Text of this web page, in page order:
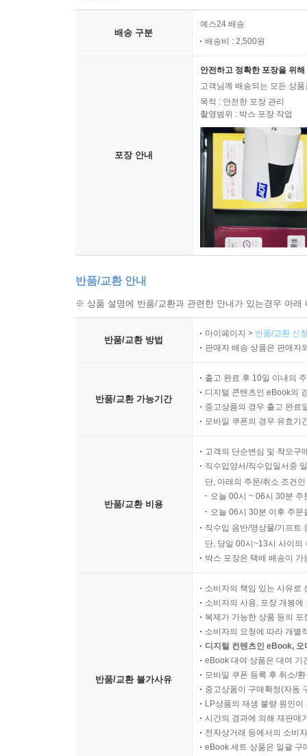
배송 구분
예스24 배송
배송비 : 2,500원
포장 안내
안전하고 정확한 포장을 위
고객님께 배송되는 모든 상
목적 : 안전한 포장 관리
촬영범위 : 박스 포장 작업
반품/교환 안내
※ 상품 설명에 반품/교환과 관련한 안내가 있는경우 아
반품/교환 방법
마이페이지 > 반품/교환 신
판매자 배송 상품은 판매자
반품/교환 가능기간
출고 완료 후 10일 이내의
디지털 콘텐츠인 eBook의
중고상품의 경우 출고 완료
모바일 쿠폰의 경우 유효기
반품/교환 비용
고객의 단순변심 및 착오구
직수입양서/직수입일서중
단, 아래의 주문/취소 조건
오늘 00시 ~ 06시 30분
오늘 06시 30분 이후 주
직수입 음반/영상물/기프트
단, 당일 00시~13시 사이의
박스 포장은 택배 배송이
반품/교환 불가사유
소비자의 책임 있는 사유로
소비자의 사용, 포장 개봉
복제가 가능한 상품 등의
소비자의 요청에 따라 개별
디지털 컨텐츠인 eBook,
eBook 대여 상품은 대여 기
모바일 쿠폰 등록 후 취소/
중고상품이 구매확정(자동
LP상품의 재생 불량 원인
시간의 경과에 의해 재판매
전자상거래 등에서의 소비
eBook 세트 상품은 일괄 구